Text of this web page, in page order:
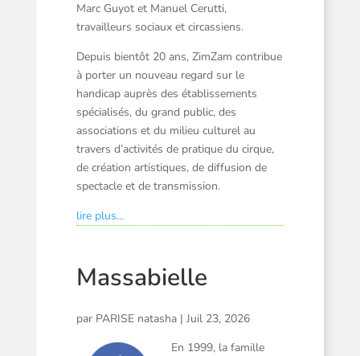
Marc Guyot et Manuel Cerutti,
travailleurs sociaux et circassiens.
Depuis bientôt 20 ans, ZimZam contribue
à porter un nouveau regard sur le
handicap auprès des établissements
spécialisés, du grand public, des
associations et du milieu culturel au
travers d’activités de pratique du cirque,
de création artistiques, de diffusion de
spectacle et de transmission.
lire plus…
Massabielle
par PARISE natasha| Juil 23, 2026
En 1999, la famille